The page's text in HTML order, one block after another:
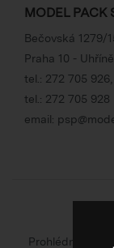
MODEL PACK
Bečovská 1279/
Praha 10 -
tel.: 272 705 926
tel.: 272 705 928
email:
Prohlédněte si